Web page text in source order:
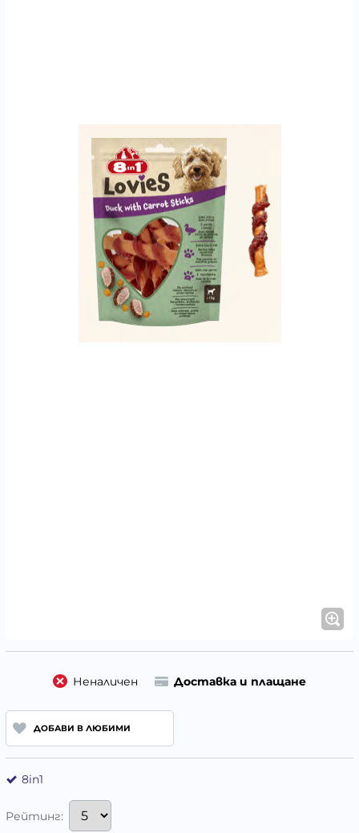
Неналичен Доставка и плащане
ДОБАВИ В ЛЮБИМИ
8in1
Рейтинг: